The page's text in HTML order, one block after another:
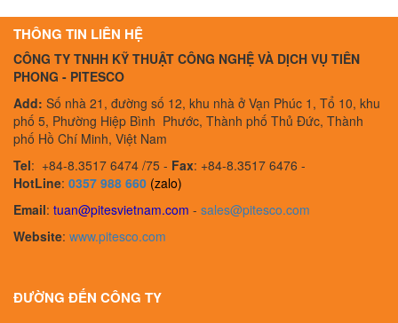
THÔNG TIN LIÊN HỆ
CÔNG TY TNHH KỸ THUẬT CÔNG NGHỆ VÀ DỊCH VỤ TIÊN
PHONG - PITESCO
Add: Số nhà 21, đường số 12, khu nhà ở Vạn Phúc 1, Tổ 10, khu
phố 5, Phường Hiệp Bình Phước, Thành phố Thủ Đức, Thành
phố Hồ Chí Minh, Việt Nam
Tel: +84-8.3517 6474 /75 - Fax: +84-8.3517 6476 -
HotLine: 0357 988 660 (zalo)
Email: tuan@pitesvietnam.com - sales@pitesco.com
Website: www.pitesco.com
ĐƯỜNG ĐẾN CÔNG TY